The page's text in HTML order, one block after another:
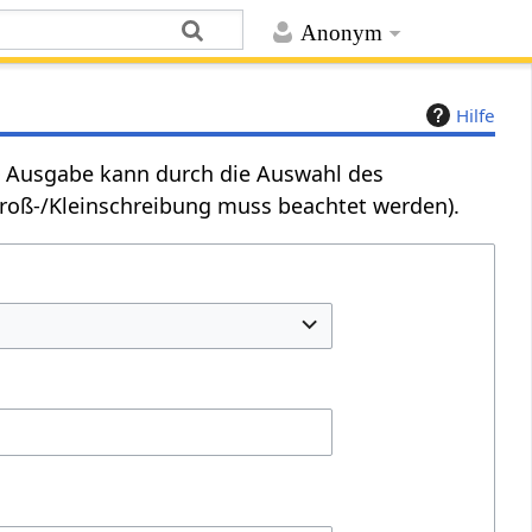
Anonym
Hilfe
kann durch die Auswahl des
Kleinschreibung muss beachtet werden).